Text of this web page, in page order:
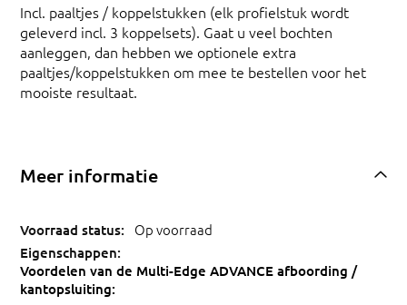
Incl. paaltjes / koppelstukken (elk profielstuk wordt
geleverd incl. 3 koppelsets). Gaat u veel bochten
aanleggen, dan hebben we optionele extra
paaltjes/koppelstukken om mee te bestellen voor het
mooiste resultaat.
Meer informatie
Op voorraad
Voordelen van de Multi-Edge ADVANCE afboording /
kantopsluiting: